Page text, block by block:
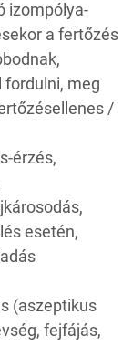
izompólya-
a fertőzés
fordulni, meg
/
érzés,
esetén,
(aszeptikus
fejfájás,